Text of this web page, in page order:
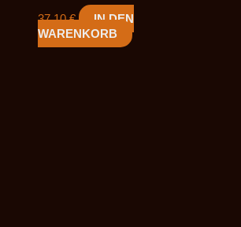
37,10€
IN DEN
WARENKORB